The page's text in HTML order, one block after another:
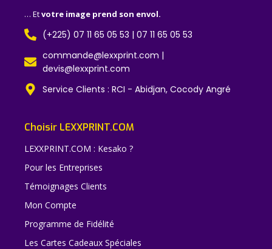
… Etvotre image prend son envol.
(+225) 07 11 65 05 53 | 07 11 65 05 53
commande@lexxprint.com |
devis@lexxprint.com
Service Clients : RCI - Abidjan, Cocody Angré
Choisir LEXXPRINT.COM
LEXXPRINT.COM : Kesako ?
Pour les Entreprises
Témoignages Clients
Mon Compte
Programme de Fidélité
Les Cartes Cadeaux Spéciales